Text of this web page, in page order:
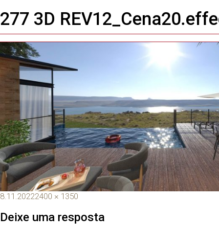
Toggle
navigation
277 3D
8.11.20222400 × 1350
Deixe uma resposta